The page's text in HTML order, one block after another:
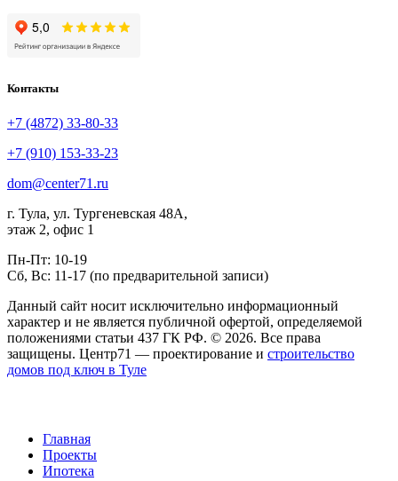
Контакты
+7 (4872) 33-80-33
+7 (910) 153-33-23
dom@center71.ru
г. Тула, ул. Тургеневская 48А,
этаж 2, офис 1
Пн-Пт: 10-19
Сб, Вс: 11-17 (по предварительной записи)
Данный сайт носит исключительно информационный
характер и не является публичной офертой, определяемой
положениями статьи 437 ГК РФ. © 2026. Все права
защищены. Центр71 — проектирование и строительство
домов под ключ в Туле
Главная
Проекты
Ипотека